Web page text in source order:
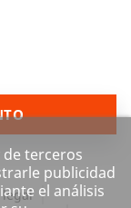
terceros
publicidad
el análisis
legal